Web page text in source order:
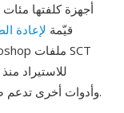
أجهزة كلفتها مئات
قيّمة لإعادة
للاستيراد
ImageMagick وXnView وأدوات أخرى تدعم صيغ ما قبل الطباعة.